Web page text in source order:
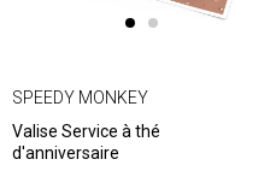
SPEEDY MONKEY
Valise Service à thé
d'anniversaire